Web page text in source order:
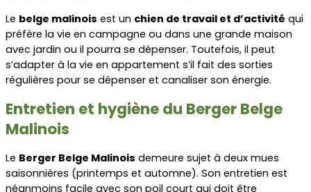
Le belge malinois est un chien de travail et d’activité qui
préfère la vie en campagne ou dans une grande maison
avec jardin ou il pourra se dépenser. Toutefois, il peut
s’adapter à la vie en appartement s’il fait des sorties
régulières pour se dépenser et canaliser son énergie.
Entretien et hygiène du Berger Belge
Malinois
Le Berger Belge Malinois demeure sujet à deux mues
saisonnières (printemps et automne). Son entretien est
néanmoins facile avec son poil court qui doit être